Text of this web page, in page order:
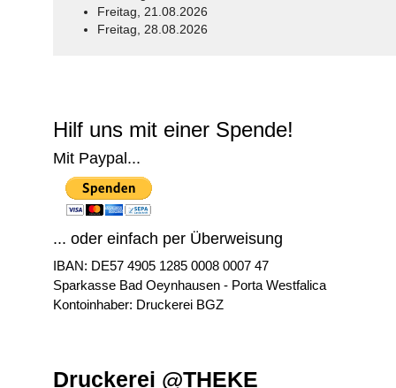
Freitag, 21.08.2026
Freitag, 28.08.2026
Hilf uns mit einer Spende!
Mit Paypal...
... oder einfach per Überweisung
IBAN: DE57 4905 1285 0008 0007 47
Sparkasse Bad Oeynhausen - Porta Westfalica
Kontoinhaber: Druckerei BGZ
Druckerei @THEKE